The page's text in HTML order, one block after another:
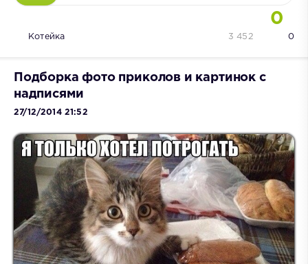
0
Котейка 0
3 452
Подборка фото приколов и картинок с
надписями
27/12/2014 21:52